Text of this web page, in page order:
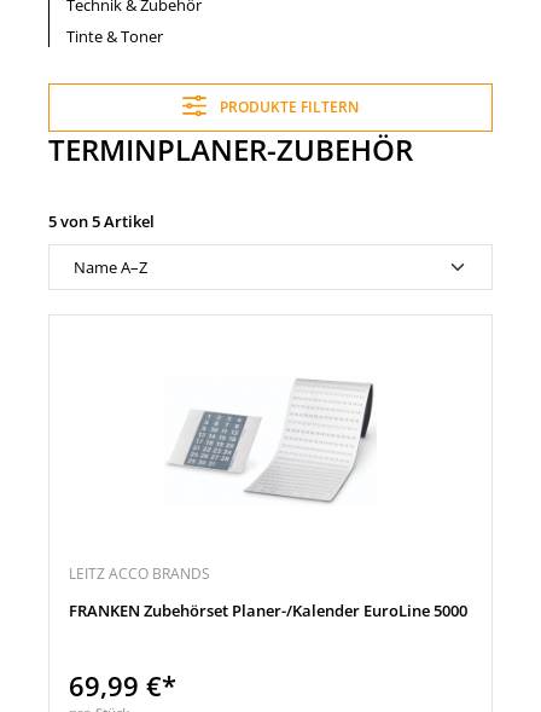
Technik & Zubehör
Tinte & Toner
PRODUKTE FILTERN
TERMINPLANER-ZUBEHÖR
5 von 5 Artikel
LEITZ ACCO BRANDS
FRANKEN Zubehörset Planer-/Kalender EuroLine 5000
69,99 €*